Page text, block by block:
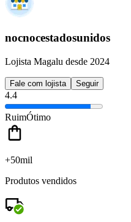
nocnocestadosunidos
Lojista Magalu desde 2024
Fale com lojista Seguir
4.4
RuimÓtimo
+50mil
Produtos vendidos